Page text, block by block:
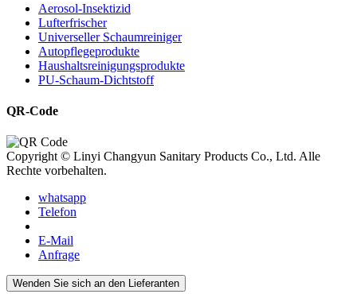
Aerosol-Insektizid
Lufterfrischer
Universeller Schaumreiniger
Autopflegeprodukte
Haushaltsreinigungsprodukte
PU-Schaum-Dichtstoff
QR-Code
Copyright © Linyi Changyun Sanitary Products Co., Ltd. Alle
Rechte vorbehalten.
whatsapp
Telefon
E-Mail
Anfrage
Wenden Sie sich an den Lieferanten